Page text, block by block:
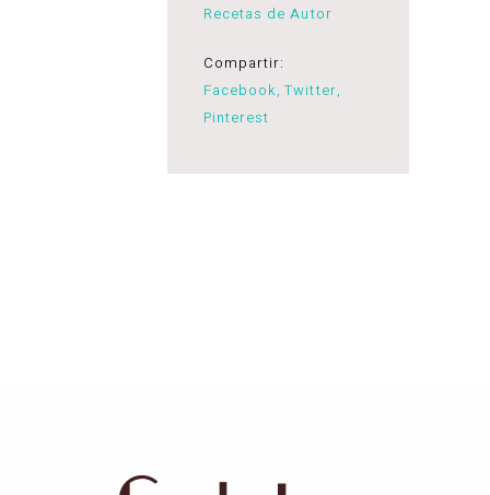
Recetas de Autor
Compartir:
Facebook Twitter
Pinterest